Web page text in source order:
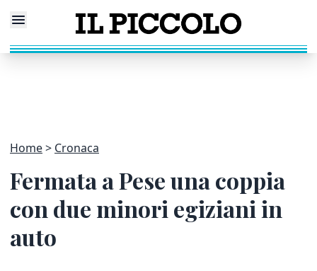
Home Cronaca
Fermata a Pese una coppia
con due minori egiziani in
auto